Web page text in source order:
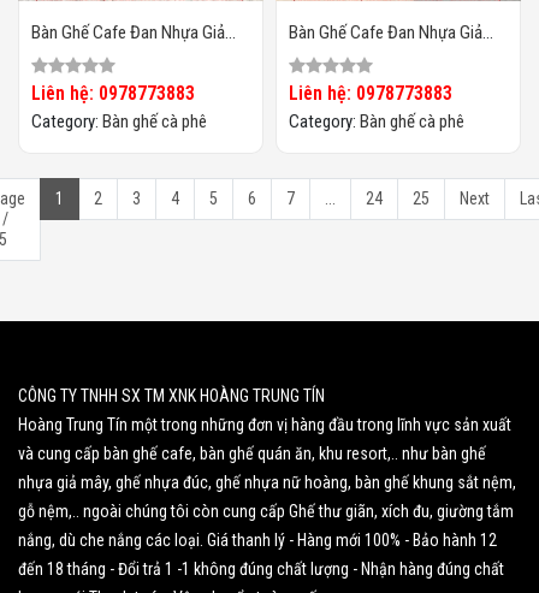
Bàn Ghế Cafe Đan Nhựa Giả
Mây HTT-065
Liên hệ: 0978773883
Category: Bàn ghế cà phê
Bàn Ghế Cafe Đan Nhựa Giả
Mây HTT-064
Liên hệ: 0978773883
Category: Bàn ghế cà phê
/
1 2 3 4 5 6 7 24 25 Next
CÔNG TY TNHH SX TM XNK HOÀNG TRUNG TÍN
Hoàng Trung Tín một trong những đơn vị hàng đầu trong lĩnh vực sản xuất
và cung cấp bàn ghế cafe, bàn ghế quán ăn, khu resort,.. như bàn ghế
nhựa giả mây, ghế nhựa đúc, ghế nhựa nữ hoàng, bàn ghế khung sắt nệm,
gỗ nệm,.. ngoài chúng tôi còn cung cấp Ghế thư giãn, xích đu, giường tắm
nắng, dù che nắng các loại. Giá thanh lý - Hàng mới 100% - Bảo hành 12
đến 18 tháng - Đổi trả 1 -1 không đúng chất lượng - Nhận hàng đúng chất